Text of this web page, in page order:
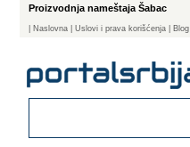
Proizvodnja nameštaja Šabac
Naslovna | Uslovi i prava korišćenja Blog